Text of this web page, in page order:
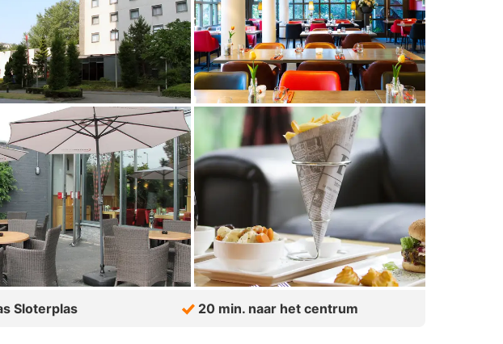
Sloterplas 20 min. naar het centrum